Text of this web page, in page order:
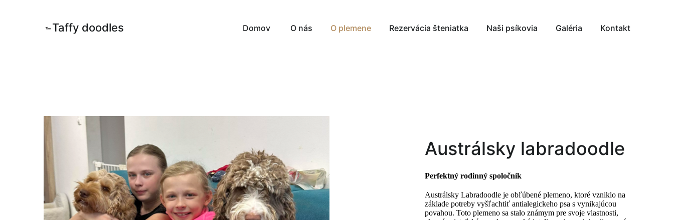
Taffy doodles Domov O nás O plemene Rezervácia šteniatka Naši psíkovia Galéria Kontakt
Austrálsky labradoodle
Perfektný rodinný spoločník
Austrálsky Labradoodle je obľúbené plemeno, ktoré vzniklo na
základe potreby vyšľachtiť antialegickeho psa s vynikajúcou
povahou. Toto plemeno sa stalo známym pre svoje vlastnosti,